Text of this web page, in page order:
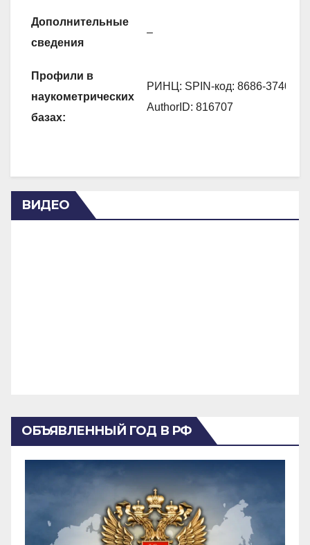
Дополнительные
сведения
–
Профили в
наукометрических
базах:
РИНЦ: SPIN-код: 8686-3740,
AuthorID: 816707
ВИДЕО
ОБЪЯВЛЕННЫЙ ГОД В РФ